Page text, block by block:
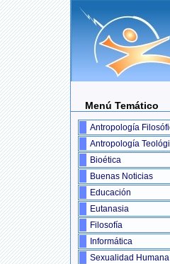
Menú Temático
Antropología
Antropología
Bioética
Buenas Noticias
Educación
Eutanasia
Filosofía
Informática
Sexualidad Humana